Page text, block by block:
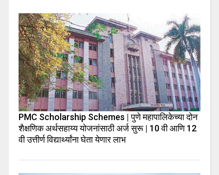
PMC Scholarship Schemes | पुणे महापालिकेच्या दोन
शैक्षणिक अर्थसहाय्य योजनांसाठी अर्ज सुरू | 10 वी आणि 12
वी उत्तीर्ण विद्यार्थ्यांना घेता येणार लाभ